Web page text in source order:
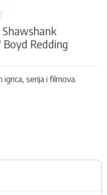
Shawshank
Redding
igrica, serija i filmova.